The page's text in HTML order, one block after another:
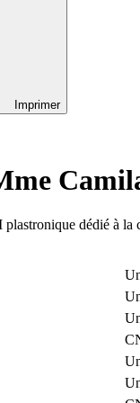
Imprimer
plastronique dédié à